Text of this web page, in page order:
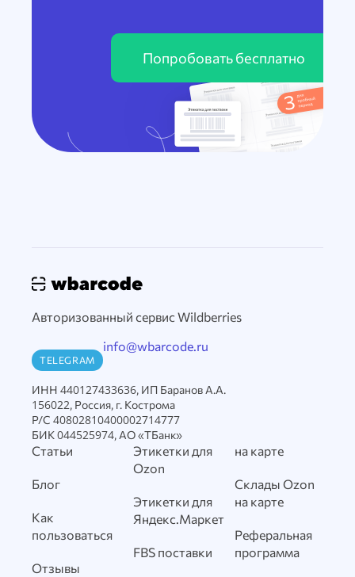
Попробовать бесплатно
Авторизованный сервис Wildberries
TELEGRAM
info@wbarcode.ru
ИНН 440127433636, ИП Баранов А.А.
156022, Россия, г. Кострома
Р/С 40802810400002714777
БИК 044525974, АО «ТБанк»
Статьи
Блог
Как
пользоваться
Отзывы
Этикетки для
Ozon
Этикетки для
Яндекс.Маркет
FBS поставки
на карте
Склады Ozon
на карте
Реферальная
программа